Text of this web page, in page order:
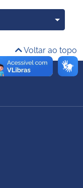
Mais
Voltar ao topo